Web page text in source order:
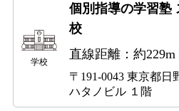
学校
個別指導の学習塾
校
直線距離：約229m
〒191-0043 東京都日
ハタノビル １階